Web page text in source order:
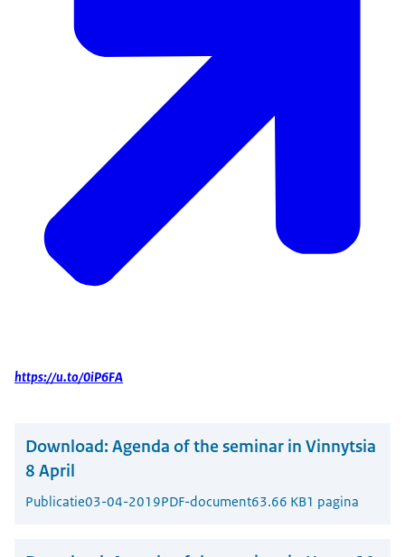
https://u.to/0iP6FA
Download: Agenda of the seminar in Vinnytsia
8 April
Publicatie03-04-2019PDF-document63.66 KB1 pagina